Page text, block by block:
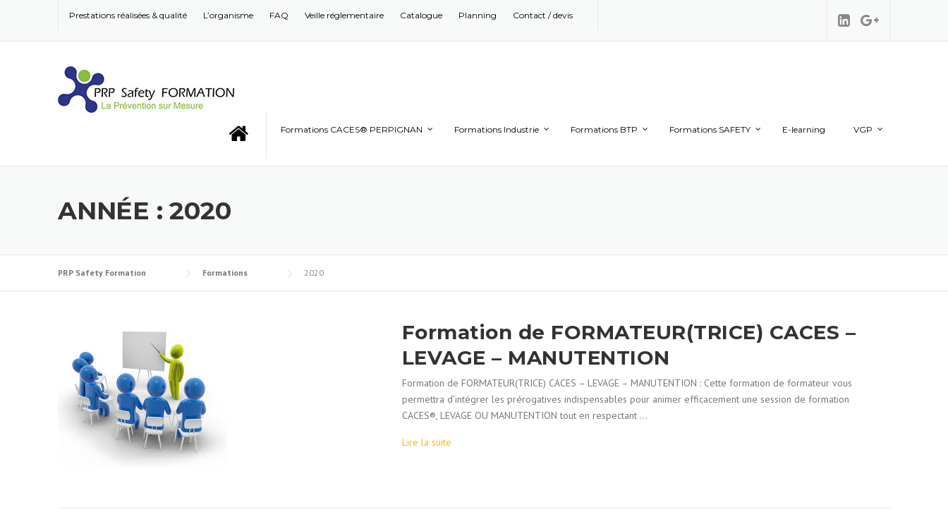
Prestations réalisées & qualité L’organisme FAQ Veille réglementaire Catalogue Planning Contact / devis
Formations CACES® PERPIGNAN Formations Industrie Formations BTP Formations SAFETY E-learning VGP
ANNÉE : 2020
PRP Safety Formation Formations 2020
Formation de FORMATEUR(TRICE) CACES –
LEVAGE – MANUTENTION
Formation de FORMATEUR(TRICE) CACES – LEVAGE – MANUTENTION : Cette formation de formateur vous
permettra d’intégrer les prérogatives indispensables pour animer efficacement une session de formation
CACES®, LEVAGE OU MANUTENTION tout en respectant …
Lire la suite